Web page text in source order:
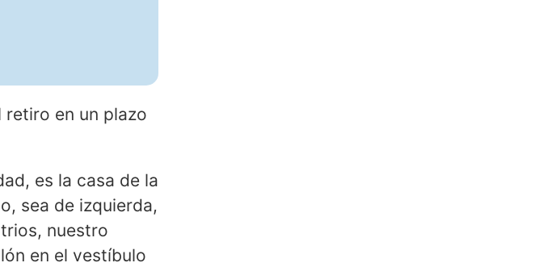
en un plazo
es la casa de la
sea de izquierda,
nuestro
en el vestíbulo